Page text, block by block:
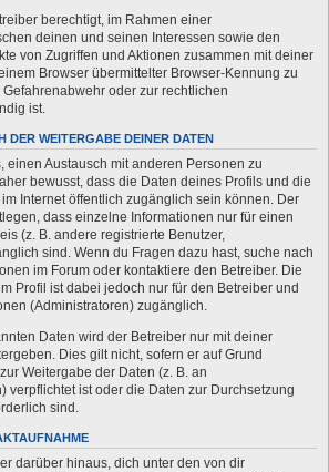
berechtigt, im Rahmen einer
deinen und seinen Interessen sowie den
von Zugriffen und Aktionen zusammen mit deiner
Browser übermittelter Browser-Kennung zu
oder zur rechtlichen
ist.
DER WEITERGABE DEINER DATEN
einen Austausch mit anderen Personen zu
bewusst, dass die Daten deines Profils und die
Internet öffentlich zugänglich sein können. Der
dass einzelne Informationen nur für einen
(z. B. andere registrierte Benutzer,
sind. Wenn du Fragen dazu hast, suche nach
im Forum oder kontaktiere den Betreiber. Die
Profil ist dabei jedoch nur für den Betreiber und
(Administratoren) zugänglich.
Daten wird der Betreiber nur mit deiner
Dies gilt nicht, sofern er auf Grund
Weitergabe der Daten (z. B. an
verpflichtet ist oder die Daten zur Durchsetzung
sind.
darüber hinaus, dich unter den von dir